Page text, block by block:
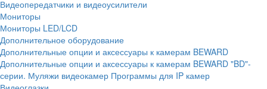
Видеопередатчики и видеоусилители
Мониторы
Мониторы LED/LCD
Дополнительное оборудование
Дополнительные опции и аксессуары к камерам BEWARD
Дополнительные опции и аксессуары к камерам BEWARD "BD"-
серии. Муляжи видеокамер Программы для IP камер